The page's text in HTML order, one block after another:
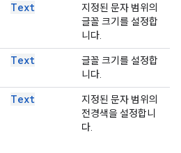
Text
지정된 문자 범위의
글꼴 크기를 설정합
니다.
Text
글꼴 크기를 설정합
니다.
Text
지정된 문자 범위의
전경색을 설정합니
다.